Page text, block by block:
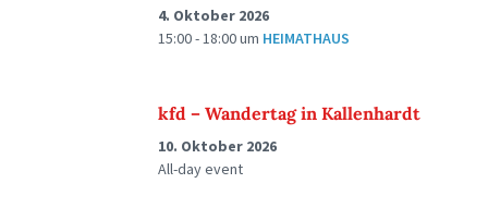
4. Oktober 2026
15:00 - 18:00um HEIMATHAUS
kfd – Wandertag in Kallenhardt
10. Oktober 2026
All-day event